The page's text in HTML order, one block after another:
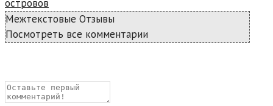
островов
Межтекстовые Отзывы
Посмотреть все комментарии